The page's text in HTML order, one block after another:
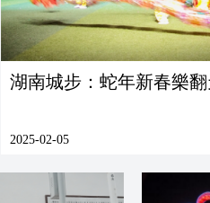
湖南城步：蛇年新春樂
2025-02-05